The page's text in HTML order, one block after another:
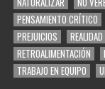
PENSAMIENTO CRÍTICO
PREJUICIOS
REALIDAD
RETROALIMENTACIÓN
TRABAJO EN EQUIPO